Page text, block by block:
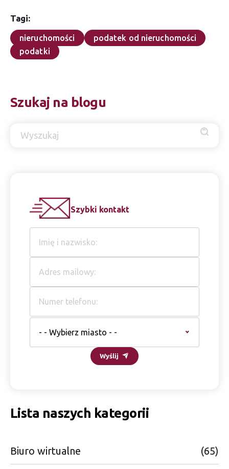
Tagi:
nieruchomości
podatek od nieruchomości
podatki
Szukaj na blogu
Szybki kontakt
- - Wybierz miasto - -
Wyślij
Lista naszych kategorii
Biuro wirtualne (65)